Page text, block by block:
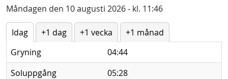
Måndagen den 10 augusti 2026 - kl. 11:46
Idag +1 dag +1 vecka
+1 månad
Gryning
04:44
Soluppgång
05:28